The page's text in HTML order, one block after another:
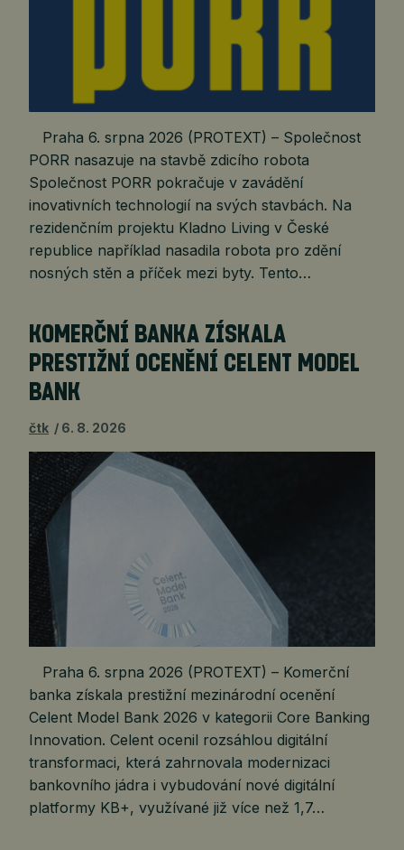
Praha 6. srpna 2026 (PROTEXT) – Společnost
PORR nasazuje na stavbě zdicího robota
Společnost PORR pokračuje v zavádění
inovativních technologií na svých stavbách. Na
rezidenčním projektu Kladno Living v České
republice například nasadila robota pro zdění
nosných stěn a příček mezi byty. Tento…
KOMERČNÍ BANKA ZÍSKALA
PRESTIŽNÍ OCENĚNÍ CELENT MODEL
BANK
čtk 6. 8. 2026
Praha 6. srpna 2026 (PROTEXT) – Komerční
banka získala prestižní mezinárodní ocenění
Celent Model Bank 2026 v kategorii Core Banking
Innovation. Celent ocenil rozsáhlou digitální
transformaci, která zahrnovala modernizaci
bankovního jádra i vybudování nové digitální
platformy KB+, využívané již více než 1,7…